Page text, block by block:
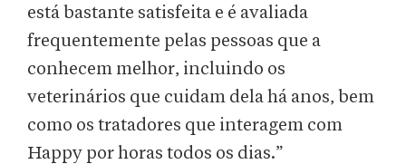
está bastante satisfeita e é avaliada
frequentemente pelas pessoas que a
conhecem melhor, incluindo os
veterinários que cuidam dela há anos, bem
como os tratadores que interagem com
Happy por horas todos os dias.”